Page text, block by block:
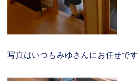
写真はいつもみゆさんにお任せです